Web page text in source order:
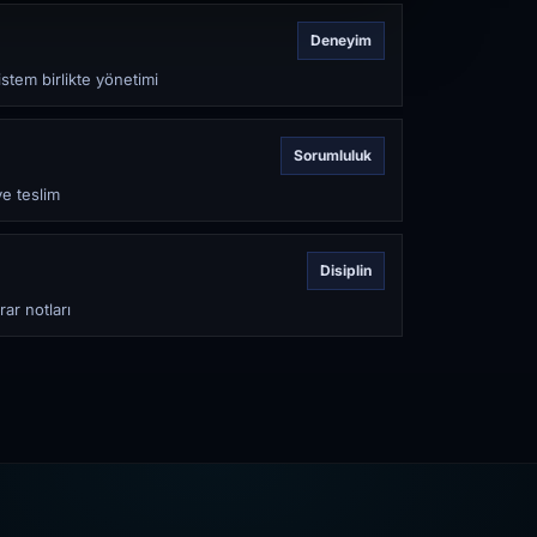
Deneyim
birlikte yönetimi
Sorumluluk
teslim
Disiplin
notları